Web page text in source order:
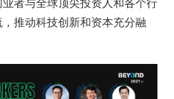
者与全球顶尖投资人和各个行
推动科技创新和资本充分融